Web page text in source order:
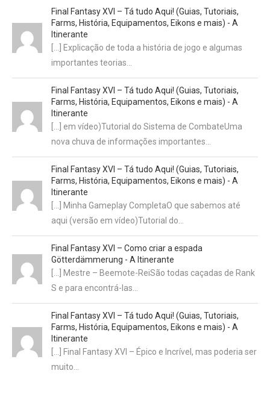
Final Fantasy XVI – Tá tudo Aqui! (Guias, Tutoriais,
Farms, História, Equipamentos, Eikons e mais) - A
Itinerante
[…] Explicação de toda a história de jogo e algumas
importantes teorias…
Final Fantasy XVI – Tá tudo Aqui! (Guias, Tutoriais,
Farms, História, Equipamentos, Eikons e mais) - A
Itinerante
[…] em vídeo)Tutorial do Sistema de CombateUma
nova chuva de informações importantes…
Final Fantasy XVI – Tá tudo Aqui! (Guias, Tutoriais,
Farms, História, Equipamentos, Eikons e mais) - A
Itinerante
[…] Minha Gameplay CompletaO que sabemos até
aqui (versão em vídeo)Tutorial do…
Final Fantasy XVI – Como criar a espada
Götterdämmerung - A Itinerante
[…] Mestre – Beemote-ReiSão todas caçadas de Rank
S e para encontrá-las…
Final Fantasy XVI – Tá tudo Aqui! (Guias, Tutoriais,
Farms, História, Equipamentos, Eikons e mais) - A
Itinerante
[…] Final Fantasy XVI – Épico e Incrível, mas poderia ser
muito…